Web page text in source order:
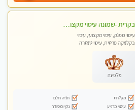
בקרית -שמונה עיסוי מקצועי מפנק עיסוי עם אבנים חמות. מעסה עם תעודות. טיפול מרגיע ומפנק באווירה נעימה ושקטה
עיסוי מפנק, עיסוי מקצועי, עיסוי
בקלניקה פרטית, עיסוי טנטרה
פלטינה
מקלחת
חניה חינם
עיסוי מרגיע
נקי ומסודר